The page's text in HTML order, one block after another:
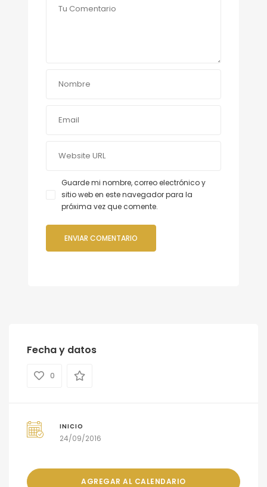
Guarde mi nombre, correo electrónico y
sitio web en este navegador para la
próxima vez que comente.
Fecha y datos
0
INICIO
24/09/2016
AGREGAR AL CALENDARIO